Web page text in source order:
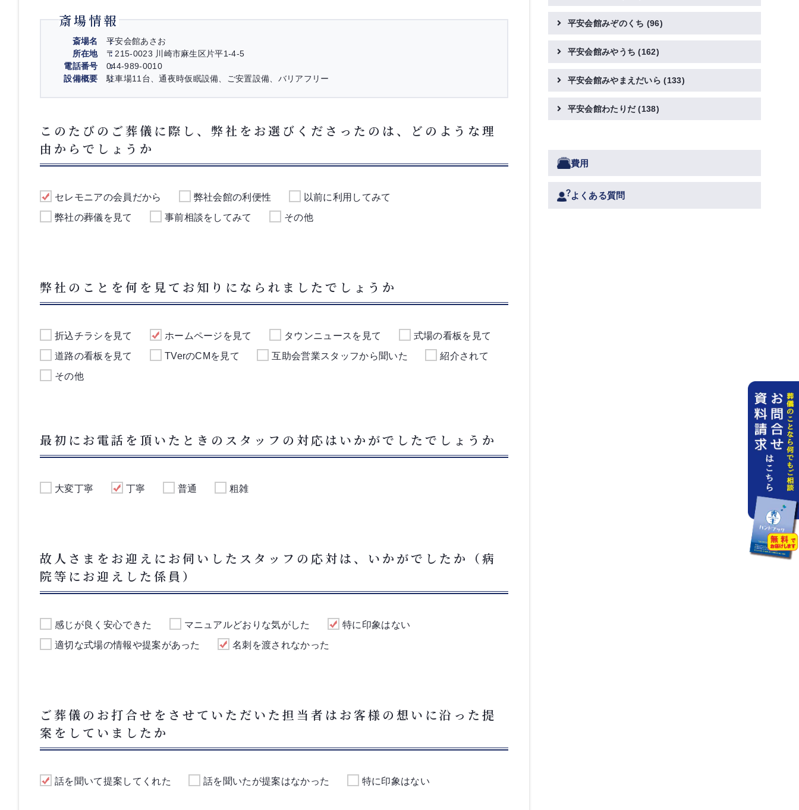
斎場情報
斎場名
平安会館あさお
所在地
〒215-0023 川崎市麻生区片平1-4-5
電話番号
044-989-0010
設備概要
駐車場11台、通夜時仮眠設備、ご安置設備、バリアフリー
このたびのご葬儀に際し、弊社をお選びくださったのは、どのような理
由からでしょうか
セレモニアの会員だから 弊社会館の利便性
以前に利用してみて
弊社の葬儀を見て
事前相談をしてみて その他
弊社のことを何を見てお知りになられましたでしょうか
折込チラシを見て ホームページを見て タウンニュースを見て
式場の看板を見て
道路の看板を見て
TVerのCMを見て 互助会営業スタッフから聞いた
紹介されて
その他
最初にお電話を頂いたときのスタッフの対応はいかがでしたでしょうか
大変丁寧 丁寧 普通 粗雑
故人さまをお迎えにお伺いしたスタッフの応対は、いかがでしたか（病
院等にお迎えした係員）
感じが良く安心できた マニュアルどおりな気がした
特に印象はない
適切な式場の情報や提案があった
名刺を渡されなかった
ご葬儀のお打合せをさせていただいた担当者はお客様の想いに沿った提
案をしていましたか
話を聞いて提案してくれた 話を聞いたが提案はなかった 特に印象はない
平安会館みぞのくち (96)
平安会館みやうち(162)
平安会館みやまえだいら(133)
平安会館わたりだ(138)
費用
よくある質問